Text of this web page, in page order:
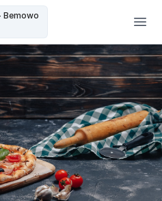
Bemowo